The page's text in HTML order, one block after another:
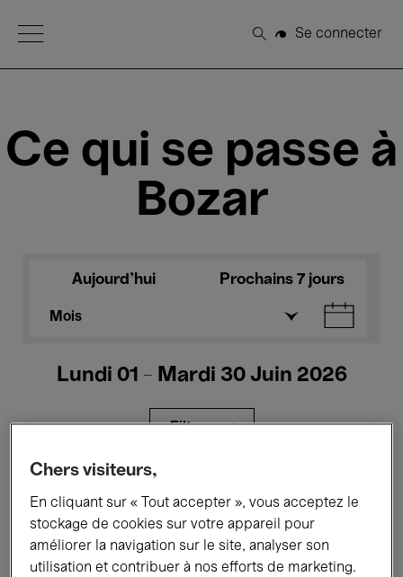
Open Menu
Rechercher
Se connecter
Ce qui se passe à
Bozar
Aujourd'hui Prochains 7 jours
Mois
Lundi 01 - Mardi 30 Juin 2026
Filtres
Expositions Films Performances
Rencontres & Débats Jazz
Chers visiteurs,
En cliquant sur « Tout accepter », vous acceptez le
stockage de cookies sur votre appareil pour
améliorer la navigation sur le site, analyser son
utilisation et contribuer à nos efforts de marketing.